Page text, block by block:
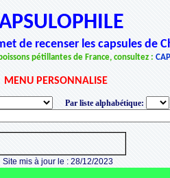
de recenser les capsules de
pétillantes de France, consultez :
MENU PERSONNALISE
Par liste alphabétique:
Site mis à jour le : 28/12/2023